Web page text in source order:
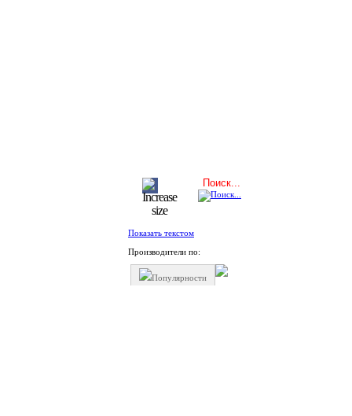
Показать текстом
Производители по:
Популярности